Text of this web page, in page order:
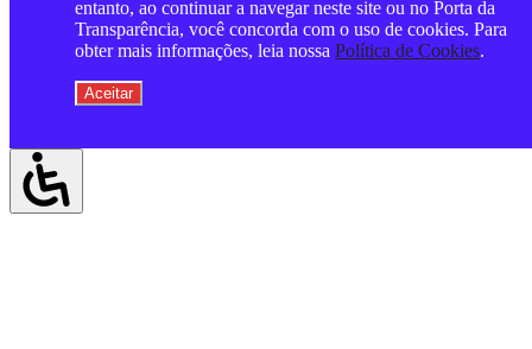
entanto, ao continuar a navegar neste site ou no Porta da
Transparência, você concorda com o uso de cookies. Para
obter mais informações, leia nossa Política de Cookies.
Aceitar